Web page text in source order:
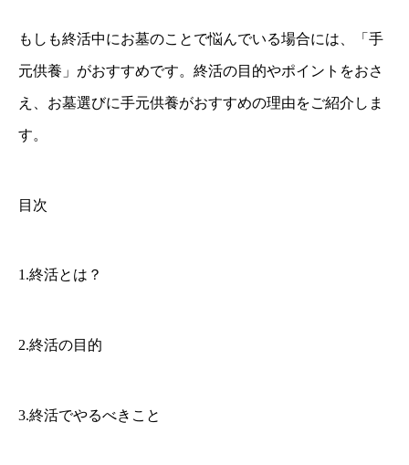
もしも終活中にお墓のことで悩んでいる場合には、「手
元供養」がおすすめです。終活の目的やポイントをおさ
え、お墓選びに手元供養がおすすめの理由をご紹介しま
す。
目次
1.終活とは？
2.終活の目的
3.終活でやるべきこと